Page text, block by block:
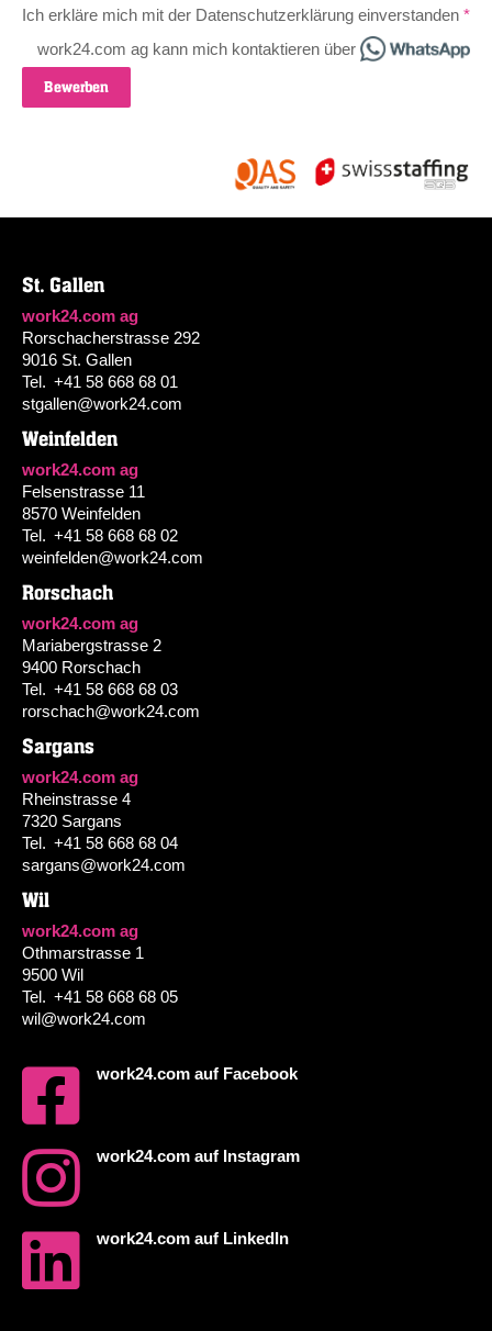
Ich erkläre mich mit der Datenschutzerklärung einverstanden
work24.com ag kann mich kontaktieren über
Bewerben
St. Gallen
work24.com ag
Rorschacherstrasse 292
9016 St. Gallen
Tel. +41 58 668 68 01
stgallen@work24.com
Weinfelden
work24.com ag
Felsenstrasse 11
8570 Weinfelden
Tel. +41 58 668 68 02
weinfelden@work24.com
Rorschach
work24.com ag
Mariabergstrasse 2
9400 Rorschach
Tel. +41 58 668 68 03
rorschach@work24.com
Sargans
work24.com ag
Rheinstrasse 4
7320 Sargans
Tel. +41 58 668 68 04
sargans@work24.com
Wil
work24.com ag
Othmarstrasse 1
9500 Wil
Tel. +41 58 668 68 05
wil@work24.com
work24.com auf Facebook
work24.com auf Instagram
work24.com auf LinkedIn